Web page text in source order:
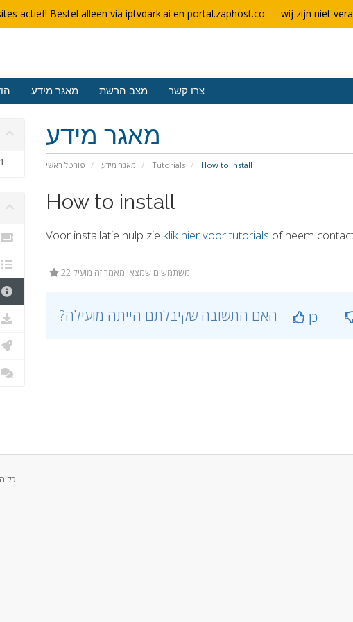
actief! Bestel alleen via iptvdark.ai en portal.zaphost.co — wij zijn niet
מאגר מידע מצב הרשת צרו קשר
מאגר מידע
פורטל ראשי מאגר מידע Tutorials How to install
1
How to install
Voor installatie hulp zie klik hier voor tutorials of neem
22 משתמשים שמצאו מאמר זה מועיל
כן
זכויות יוצרים © 2026 Zaphost כל הזכויות שמורות.